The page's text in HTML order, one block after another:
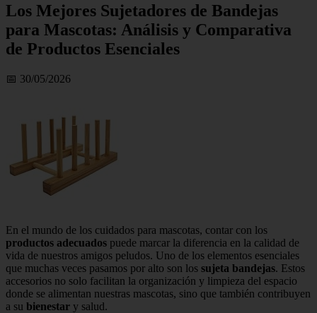
Los Mejores Sujetadores de Bandejas
para Mascotas: Análisis y Comparativa
de Productos Esenciales
📅 30/05/2026
En el mundo de los cuidados para mascotas, contar con los
productos adecuados puede marcar la diferencia en la calidad de
vida de nuestros amigos peludos. Uno de los elementos esenciales
que muchas veces pasamos por alto son los sujeta bandejas. Estos
accesorios no solo facilitan la organización y limpieza del espacio
donde se alimentan nuestras mascotas, sino que también contribuyen
a su bienestar y salud.